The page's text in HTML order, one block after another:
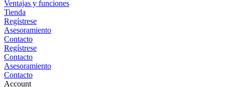
Ventajas y funciones
Tienda
Regístrese
Asesoramiento
Contacto
Regístrese
Contacto
Asesoramiento
Contacto
Account